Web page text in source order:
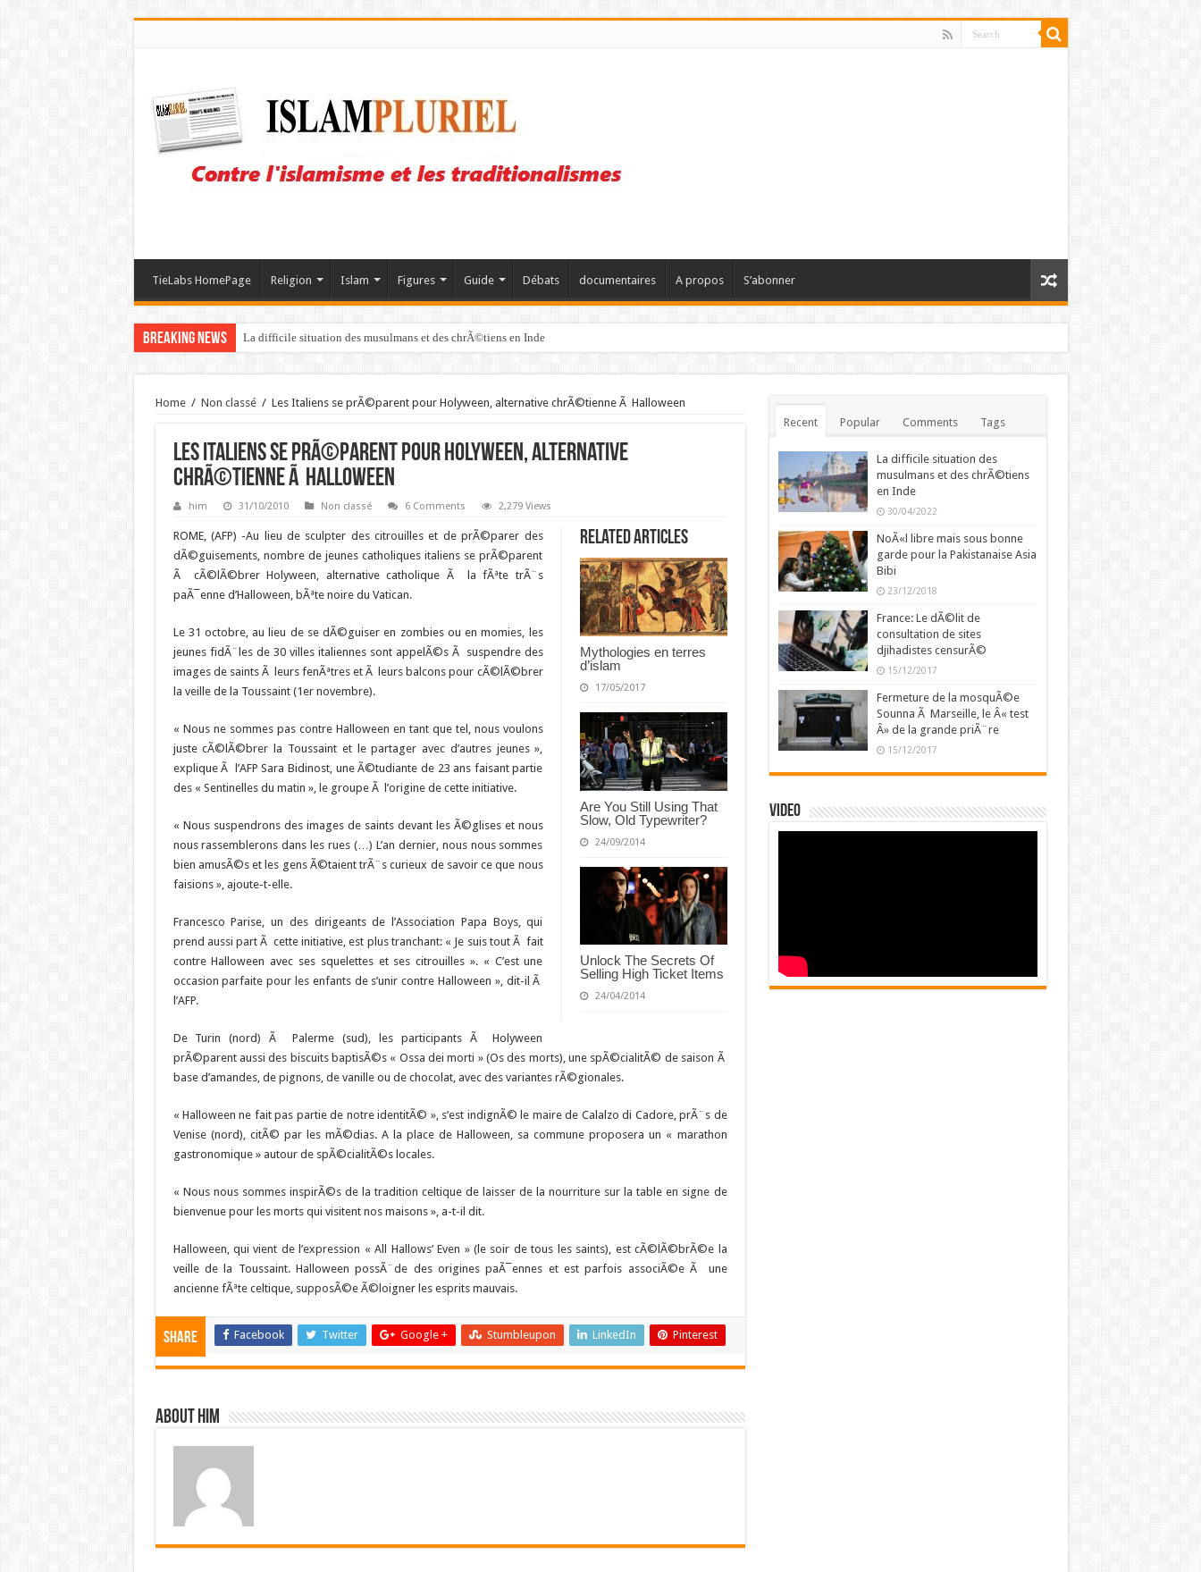
TieLabs HomePage Religion Islam Figures Guide Débats documentaires A propos S’abonner
Breaking News La difficile situation des musulmans et des chrÃ©tiens en Inde
Home / Non classé / Les Italiens se prÃ©parent pour Holyween, alternative chrÃ©tienne Ã Halloween
Les Italiens se prÃ©parent pour Holyween, alternative
chrÃ©tienne Ã Halloween
him 31/10/2010 Non classé 6 Comments 2,279 Views
Related Articles
Mythologies en terres
d’islam
17/05/2017
Are You Still Using That
Slow, Old Typewriter?
24/09/2014
Unlock The Secrets Of
Selling High Ticket Items
24/04/2014
ROME, (AFP) -Au lieu de sculpter des citrouilles et de prÃ©parer des
dÃ©guisements, nombre de jeunes catholiques italiens se prÃ©parent
Ã cÃ©lÃ©brer Holyween, alternative catholique Ã la fÃªte trÃ¨s
paÃ¯enne d’Halloween, bÃªte noire du Vatican.
Le 31 octobre, au lieu de se dÃ©guiser en zombies ou en momies, les
jeunes fidÃ¨les de 30 villes italiennes sont appelÃ©s Ã suspendre des
images de saints Ã leurs fenÃªtres et Ã leurs balcons pour cÃ©lÃ©brer
la veille de la Toussaint (1er novembre).
« Nous ne sommes pas contre Halloween en tant que tel, nous voulons
juste cÃ©lÃ©brer la Toussaint et le partager avec d’autres jeunes »,
explique Ã l’AFP Sara Bidinost, une Ã©tudiante de 23 ans faisant partie
des « Sentinelles du matin », le groupe Ã l’origine de cette initiative.
« Nous suspendrons des images de saints devant les Ã©glises et nous
nous rassemblerons dans les rues (…) L’an dernier, nous nous sommes
bien amusÃ©s et les gens Ã©taient trÃ¨s curieux de savoir ce que nous
faisions », ajoute-t-elle.
Francesco Parise, un des dirigeants de l’Association Papa Boys, qui
prend aussi part Ã cette initiative, est plus tranchant: « Je suis tout Ã fait
contre Halloween avec ses squelettes et ses citrouilles ». « C’est une
occasion parfaite pour les enfants de s’unir contre Halloween », dit-il Ã
l’AFP.
De Turin (nord) Ã Palerme (sud), les participants Ã Holyween
prÃ©parent aussi des biscuits baptisÃ©s « Ossa dei morti » (Os des morts), une spÃ©cialitÃ© de saison Ã
base d’amandes, de pignons, de vanille ou de chocolat, avec des variantes rÃ©gionales.
« Halloween ne fait pas partie de notre identitÃ© », s’est indignÃ© le maire de Calalzo di Cadore, prÃ¨s de
Venise (nord), citÃ© par les mÃ©dias. A la place de Halloween, sa commune proposera un « marathon
gastronomique » autour de spÃ©cialitÃ©s locales.
« Nous nous sommes inspirÃ©s de la tradition celtique de laisser de la nourriture sur la table en signe de
bienvenue pour les morts qui visitent nos maisons », a-t-il dit.
Halloween, qui vient de l’expression « All Hallows’ Even » (le soir de tous les saints), est cÃ©lÃ©brÃ©e la
veille de la Toussaint. Halloween possÃ¨de des origines paÃ¯ennes et est parfois associÃ©e Ã une
ancienne fÃªte celtique, supposÃ©e Ã©loigner les esprits mauvais.
Share Facebook Twitter Google + Stumbleupon LinkedIn Pinterest
About him
Recent Popular Comments Tags
La difficile situation des
musulmans et des chrÃ©tiens
en Inde
30/04/2022
NoÃ«l libre mais sous bonne
garde pour la Pakistanaise Asia
Bibi
23/12/2018
France: Le dÃ©lit de
consultation de sites
djihadistes censurÃ©
15/12/2017
Fermeture de la mosquÃ©e
Sounna Ã Marseille, le Â« test
Â» de la grande priÃ¨re
15/12/2017
Video